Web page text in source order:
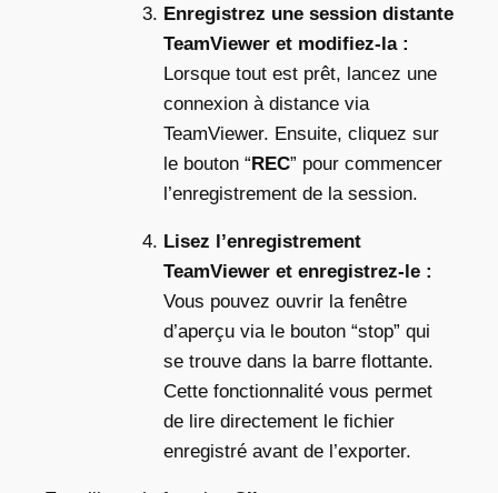
Enregistrez une session distante
TeamViewer et modifiez-la :
Lorsque tout est prêt, lancez une
connexion à distance via
TeamViewer. Ensuite, cliquez sur
le bouton “ REC” pour commencer
l’enregistrement de la session.
Lisez l’enregistrement
TeamViewer et enregistrez-le :
Vous pouvez ouvrir la fenêtre
d’aperçu via le bouton “stop” qui
se trouve dans la barre flottante.
Cette fonctionnalité vous permet
de lire directement le fichier
enregistré avant de l’exporter.